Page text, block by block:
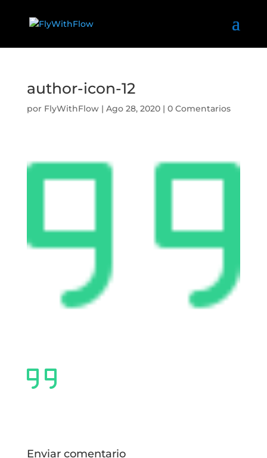
author-icon-12
por FlyWithFlow| Ago 28, 2020| 0 Comentarios
Enviar comentario